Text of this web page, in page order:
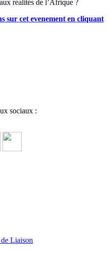
réalités de l’Afrique ?
sur cet evenement en cliquant
sociaux :
Liaison